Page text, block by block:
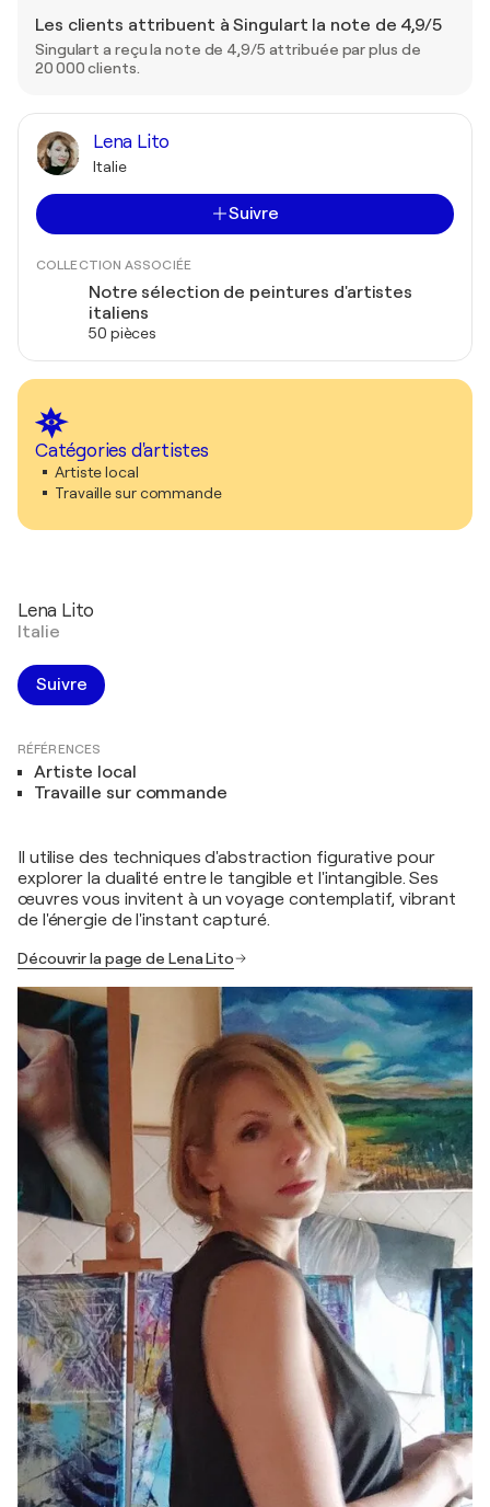
Les clients attribuent à Singulart la note de 4,9/5
Singulart a reçu la note de 4,9/5 attribuée par plus de
20 000 clients.
Lena Lito
Italie
Suivre
COLLECTION ASSOCIÉE
Notre sélection de peintures d'artistes
italiens
50 pièces
Catégories d'artistes
Artiste local
Travaille sur commande
Lena Lito
Italie
Suivre
RÉFÉRENCES
Artiste local
Travaille sur commande
Il utilise des techniques d'abstraction figurative pour
explorer la dualité entre le tangible et l'intangible. Ses
œuvres vous invitent à un voyage contemplatif, vibrant
de l'énergie de l'instant capturé.
Découvrir la page de Lena Lito